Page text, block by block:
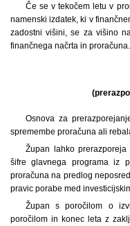
Če se v tekočem letu v
namenski izdatek, ki v
zadostni višini, se za višino
finančnega načrta in proračuna.
Osnova za
spremembe proračuna ali
Župan lahko
šifre glavnega programa iz
proračuna na predlog
pravic porabe med
Župan s poročilom o
poročilom in konec leta z